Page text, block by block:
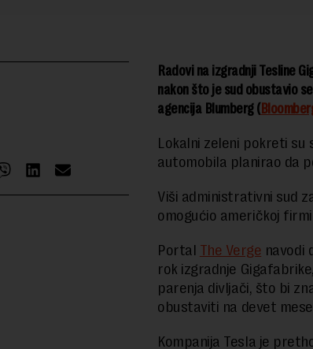
Radovi na izgradnji Tesline
nakon što je sud obustavio
agencija Blumberg (
Lokalni zeleni pokreti
automobila planirao da
Viši administrativni sud
omogućio američkoj
Portal The Verge navodi
rok izgradnje
parenja divljači, što bi
obustaviti na devet
Kompanija Tesla je